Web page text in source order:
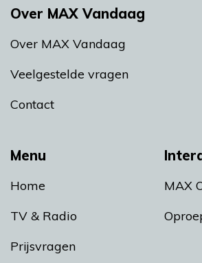
Menu
Home
TV & Radio
Prijsvragen
MAX
Over MAX Vandaag
Over MAX Vandaag
Veelgestelde vragen
Contact